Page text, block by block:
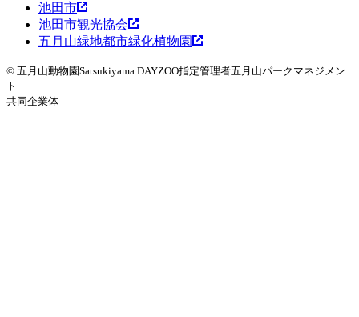
池田市
池田市観光協会
五月山緑地都市緑化植物園
© 五月山動物園Satsukiyama DAYZOO指定管理者五月山パークマネジメン
ト
共同企業体